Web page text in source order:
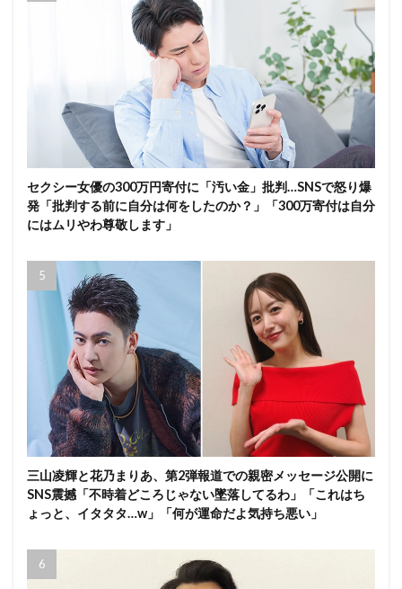
セクシー女優の300万円寄付に「汚い金」批判…SNSで怒り爆
発「批判する前に自分は何をしたのか？」「300万寄付は自分
にはムリやわ尊敬します」
三山凌輝と花乃まりあ、第2弾報道での親密メッセージ公開に
SNS震撼「不時着どころじゃない墜落してるわ」「これはち
ょっと、イタタタ…w」「何が運命だよ気持ち悪い」